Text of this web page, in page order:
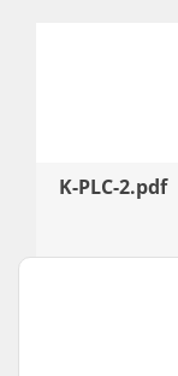
K-PLC-2.pdf